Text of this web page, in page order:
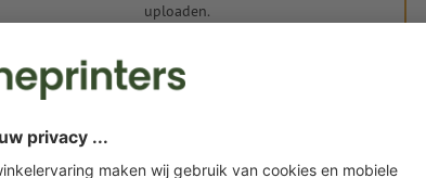
uploaden.
Nu uploaden